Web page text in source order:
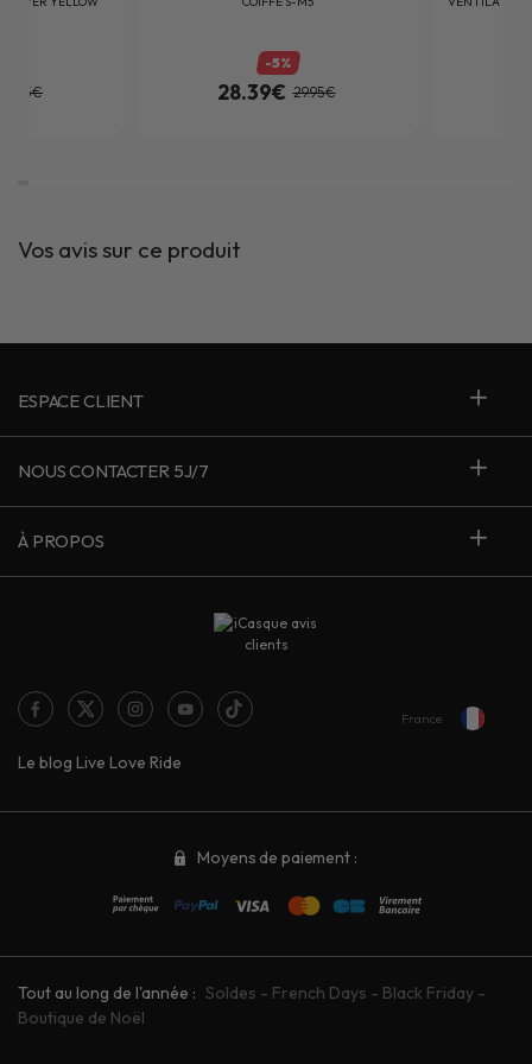
-5%
28.39€ 29.95€
Vos avis sur ce produit
ESPACE CLIENT
NOUS CONTACTER 5J/7
À PROPOS
Le blog Live Love Ride
France
Moyens de paiement :
Tout au long de l'année : Soldes - French Days - Black Friday -
Boutique de Noël